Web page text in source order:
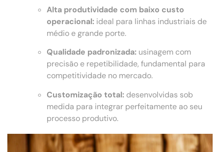
Alta produtividade com baixo custo
operacional: ideal para linhas industriais de
médio e grande porte.
Qualidade padronizada: usinagem com
precisão e repetibilidade, fundamental para
competitividade no mercado.
Customização total: desenvolvidas sob
medida para integrar perfeitamente ao seu
processo produtivo.